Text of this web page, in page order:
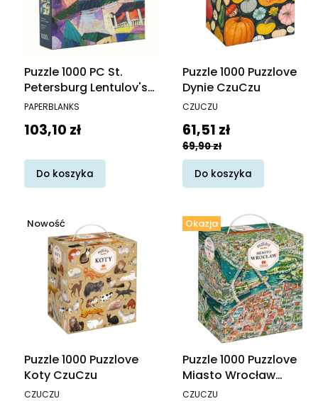
Puzzle 1000 PC St.
Petersburg Lentulov's
Cityscapes
PRODUCENT
PAPERBLANKS
Cena
103,10 zł
Do koszyka
Puzzle 1000 Puzzlove
Dynie CzuCzu
PRODUCENT
CZUCZU
Cena promocyjna
61,51 zł
69,90 zł
Do koszyka
Nowość
Puzzle 1000 Puzzlove
Koty CzuCzu
PRODUCENT
CZUCZU
Okazja
Puzzle 1000 Puzzlove
Miasto Wrocław
CzuCzu
PRODUCENT
CZUCZU